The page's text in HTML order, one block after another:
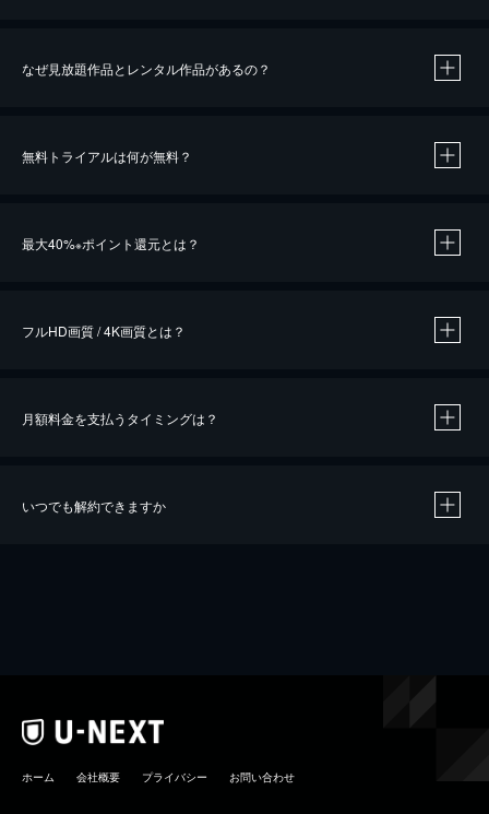
なぜ見放題作品とレンタル作品があるの？
無料トライアルは何が無料？
最大40%※ポイント還元とは？
※40％ポイント還元の対象は、クレジットカード決済による作品の購入 / レンタルです。
フルHD画質 / 4K画質とは？
月額料金を支払うタイミングは？
いつでも解約できますか
ホーム 会社概要 プライバシー お問い合わせ